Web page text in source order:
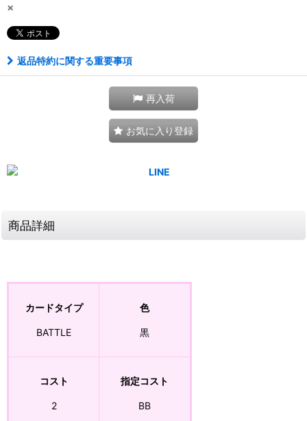
×
返品特約に関する重要事項
再入荷
お気に入り登録
商品詳細
カードタイプ
BATTLE
色
黒
コスト
2
指定コスト
BB